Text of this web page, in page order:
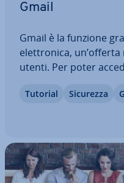
Gmail
Gmail è la funzione
elet­tro­ni­ca,
utenti. Per poter
Ma cosa accade
Tutorial Sicurezza